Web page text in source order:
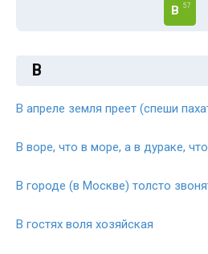
В 57
В
В апреле земля преет (спеши
В воре, что в море, а в дураке,
В городе (в Москве) толсто
В гостях воля хозяйская